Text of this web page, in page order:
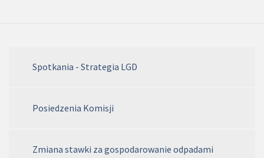
Spotkania - Strategia LGD
Posiedzenia Komisji
Zmiana stawki za gospodarowanie odpadami